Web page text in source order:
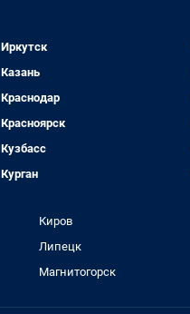
Иркутск
Казань
Краснодар
Красноярск
Кузбасс
Курган
Киров
Липецк
Магнитогорск